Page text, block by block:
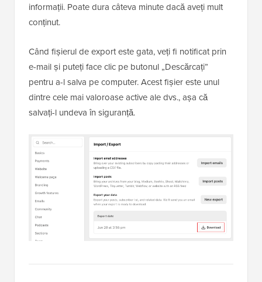
informații. Poate dura câteva minute dacă aveți mult
conținut.
Când fișierul de export este gata, veți fi notificat prin
e-mail și puteți face clic pe butonul „Descărcați”
pentru a-l salva pe computer. Acest fișier este unul
dintre cele mai valoroase active ale dvs., așa că
salvați-l undeva în siguranță.